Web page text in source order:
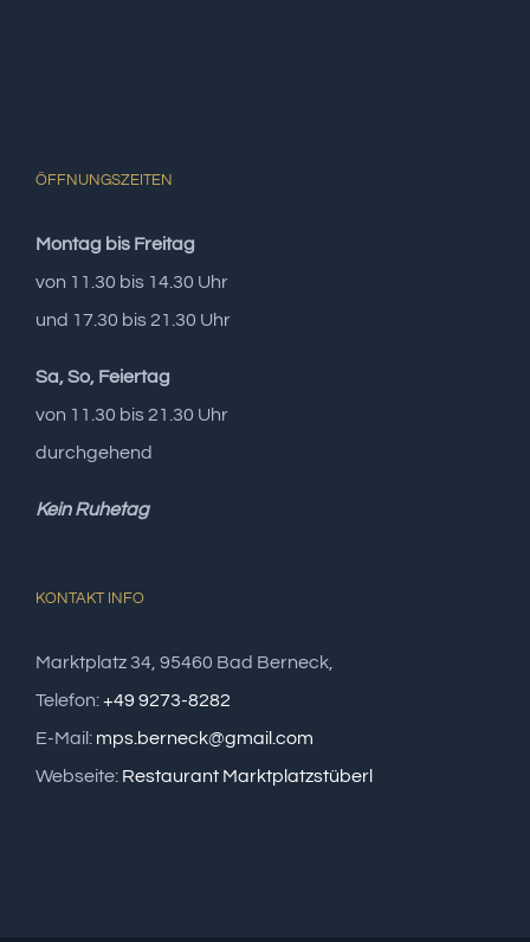
ÖFFNUNGSZEITEN
Montag bis Freitag
von 11.30 bis 14.30 Uhr
und 17.30 bis 21.30 Uhr
Sa, So, Feiertag
von 11.30 bis 21.30 Uhr
durchgehend
Kein Ruhetag
KONTAKT INFO
Marktplatz 34, 95460 Bad Berneck,
Telefon:+49 9273-8282
E-Mail: mps.berneck@gmail.com
Webseite: Restaurant Marktplatzstüberl